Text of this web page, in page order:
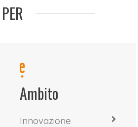
PER
Ambito
Innovazione